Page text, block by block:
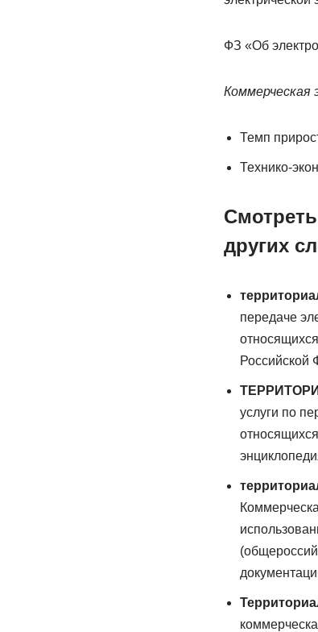
ФЗ «Об
Коммерческая
Темп
Технико-
других
передаче
Российской
услуги по